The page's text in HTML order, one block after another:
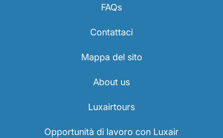
FAQs
Contattaci
Mappa del sito
About us
Luxairtours
Opportunità di lavoro con Luxair